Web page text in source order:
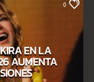
0
EN LA
AUMENTA